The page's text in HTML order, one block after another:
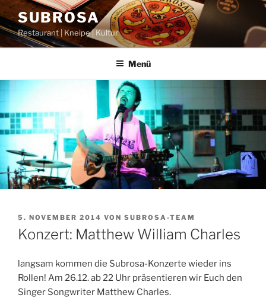
Zum
Inhalt
springen
SUBROSA
Restaurant | Kneipe | Kultur
Menü
VERÖFFENTLICHT
AM
5. NOVEMBER 2014 VON SUBROSA-TEAM
Konzert: Matthew William Charles
langsam kommen die Subrosa-Konzerte wieder ins
Rollen! Am 26.12. ab 22 Uhr präsentieren wir Euch den
Singer Songwriter Matthew Charles.